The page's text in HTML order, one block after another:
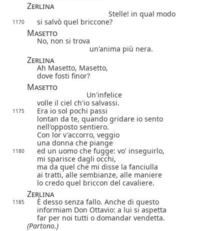
Zerlina
Stelle! in qual modo
1170 si salvò quel briccone?
Masetto
No, non si trova
un'anima più nera.
Zerlina
Ah Masetto, Masetto,
dove fosti finor?
Masetto
Un'infelice
volle il ciel ch'io salvassi.
1175
Era io sol pochi passi
lontan da te, quando gridare io sento
nell'opposto sentiero.
Con lor v'accorro, veggio
una donna che piange
1180
ed un uomo che fugge: vo' inseguirlo,
mi sparisce dagli occhi,
ma da quel che mi disse la fanciulla
ai tratti, alle sembianze, alle maniere
lo credo quel briccon del cavaliere.
Zerlina
1185
È desso senza fallo. Anche di questo
informiam Don Ottavio: a lui si aspetta
far per noi tutti o domandar vendetta.
(Partono.)